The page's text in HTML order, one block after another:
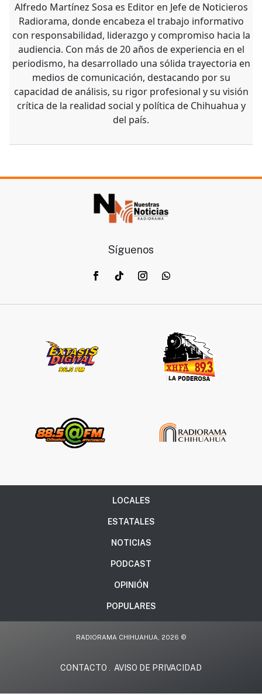
Alfredo Martínez Sosa es Editor en Jefe de Noticieros
Radiorama, donde encabeza el trabajo informativo
con responsabilidad, liderazgo y compromiso hacia la
audiencia. Con más de 20 años de experiencia en el
periodismo, ha desarrollado una sólida trayectoria en
medios de comunicación, destacando por su
capacidad de análisis, su rigor profesional y su visión
crítica de la realidad social y política de Chihuahua y
del país.
Síguenos
LOCALES
ESTATALES
NOTICIAS
PODCAST
OPINIÓN
POPULARES
RADIORAMA CHIHUAHUA, 2026 ©
CONTACTO AVISO DE PRIVACIDAD